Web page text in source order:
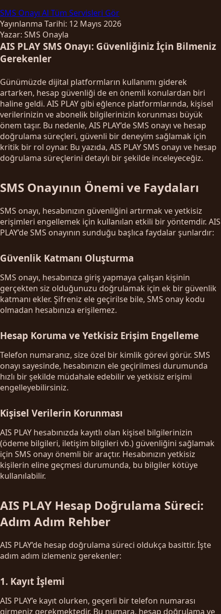
SMS Onayı Al Tüm Servisleri Gör
Yayınlanma Tarihi: 12 Mayıs 2026
Yazar: SMS Onayla
AIS PLAY SMS Onayı: Güvenliğiniz İçin Bilmeniz
Gerekenler
Günümüzde dijital platformların kullanımı giderek
artarken, hesap güvenliği de en önemli konulardan biri
haline geldi. AIS PLAY gibi eğlence platformlarında, kişisel
verilerinizin ve abonelik bilgilerinizin korunması büyük
önem taşır. Bu nedenle, AIS PLAY’de SMS onayı ve hesap
doğrulama süreçleri, güvenli bir deneyim sağlamak için
kritik bir rol oynar. Bu yazıda, AIS PLAY SMS onayı ve hesap
doğrulama süreçlerini detaylı bir şekilde inceleyeceğiz.
SMS Onayının Önemi ve Faydaları
SMS onayı, hesabınızın güvenliğini artırmak ve yetkisiz
erişimleri engellemek için kullanılan etkili bir yöntemdir. AIS
PLAY’de SMS onayının sunduğu başlıca faydalar şunlardır:
Güvenlik Katmanı Oluşturma
SMS onayı, hesabınıza giriş yapmaya çalışan kişinin
gerçekten siz olduğunuzu doğrulamak için ek bir güvenlik
katmanı ekler. Şifreniz ele geçirilse bile, SMS onay kodu
olmadan hesabınıza erişilemez.
Hesap Koruma ve Yetkisiz Erişim Engelleme
Telefon numaranız, size özel bir kimlik görevi görür. SMS
onayı sayesinde, hesabınızın ele geçirilmesi durumunda
hızlı bir şekilde müdahale edebilir ve yetkisiz erişimi
engelleyebilirsiniz.
Kişisel Verilerin Korunması
AIS PLAY hesabınızda kayıtlı olan kişisel bilgilerinizin
(ödeme bilgileri, iletişim bilgileri vb.) güvenliğini sağlamak
için SMS onayı önemli bir araçtır. Hesabınızın yetkisiz
kişilerin eline geçmesi durumunda, bu bilgiler kötüye
kullanılabilir.
AIS PLAY Hesap Doğrulama Süreci:
Adım Adım Rehber
AIS PLAY’de hesap doğrulama süreci oldukça basittir. İşte
adım adım izlemeniz gerekenler:
1. Kayıt İşlemi
AIS PLAY’e kayıt olurken, geçerli bir telefon numarası
girmeniz gerekmektedir. Bu numara, hesap doğrulama ve